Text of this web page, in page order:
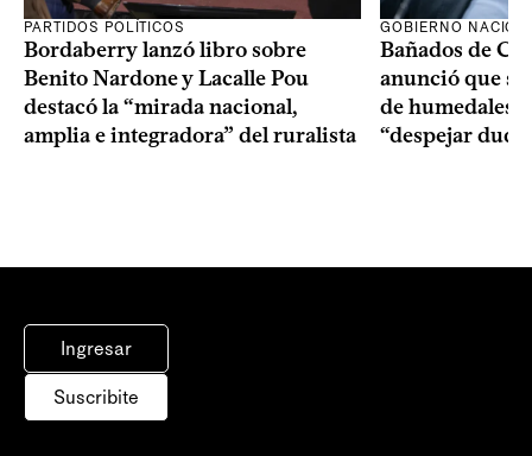
PARTIDOS POLÍTICOS
Bordaberry lanzó libro sobre
Benito Nardone y Lacalle Pou
destacó la “mirada nacional,
amplia e integradora” del ruralista
GOBIERNO
Bañados de
anunció que
de humedales
“despejar
Ingresar
Suscribite